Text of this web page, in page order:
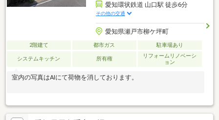
愛知環状鉄道 山口駅 徒歩6分
その他の交通
愛知県瀬戸市柳ケ坪町
2階建て 都市ガス 駐車場あり
システムキッチン 所有権
リフォームリノベーシ
ョン
室内の写真はAIにて荷物を消しております。